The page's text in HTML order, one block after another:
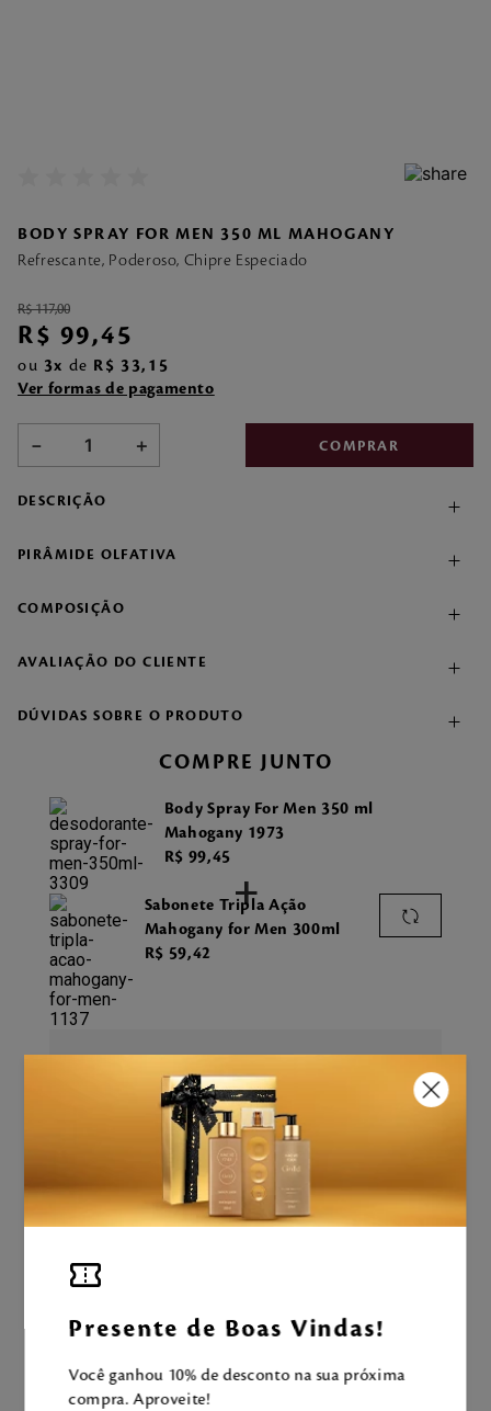
Presente de Boas Vindas!
Você ganhou 10% de desconto na sua próxima
compra. Aproveite!
BODY SPRAY FOR MEN 350 ML MAHOGANY
Refrescante, Poderoso, Chipre Especiado
R$ 117,00
R$ 99,45
ou 3 de R$ 33, 15
Ver formas de pagamento
＋
－ COMPRAR
DESCRIÇÃO
PIRÂMIDE OLFATIVA
COMPOSIÇÃO
AVALIAÇÃO DO CLIENTE
DÚVIDAS SOBRE O PRODUTO
COMPRE JUNTO
Body Spray For Men 350 ml
Mahogany 1973
R$ 99,45
+
Sabonete Tripla Ação
Mahogany for Men 300ml
R$ 59,42
ADICIONAR À SACOLA
Aproveite e tenha uma experiência
Mahogany completa!
LEVE TAMBÉM